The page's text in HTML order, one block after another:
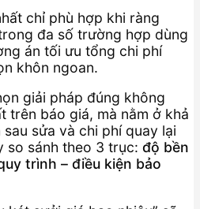
chỉ phù hợp khi ràng
đa số trường hợp dùng
án tối ưu tổng chi phí
khôn ngoan.
giải pháp đúng không
trên báo giá, mà nằm ở khả
sửa và chi phí quay lại
so sánh theo 3 trục: độ bền
trình – điều kiện bảo